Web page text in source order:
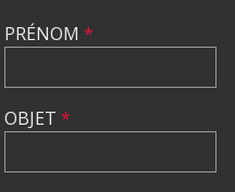
PRÉNOM *
OBJET *